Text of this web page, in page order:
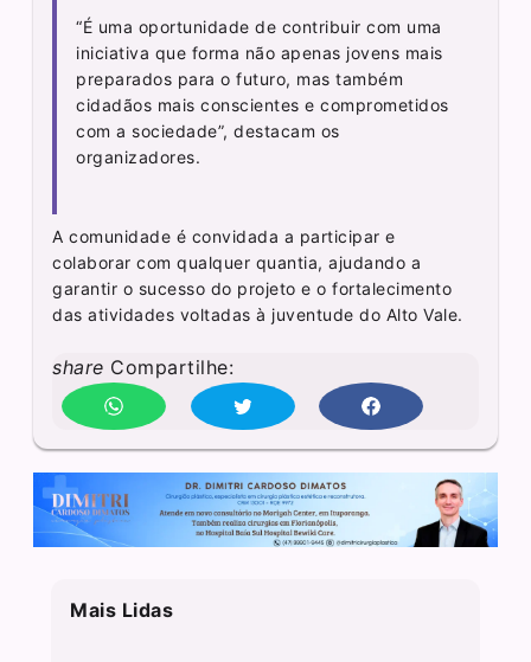
“É uma oportunidade de contribuir com uma
iniciativa que forma não apenas jovens mais
preparados para o futuro, mas também
cidadãos mais conscientes e comprometidos
com a sociedade”, destacam os
organizadores.
A comunidade é convidada a participar e
colaborar com qualquer quantia, ajudando a
garantir o sucesso do projeto e o fortalecimento
das atividades voltadas à juventude do Alto Vale.
share Compartilhe:
Mais Lidas